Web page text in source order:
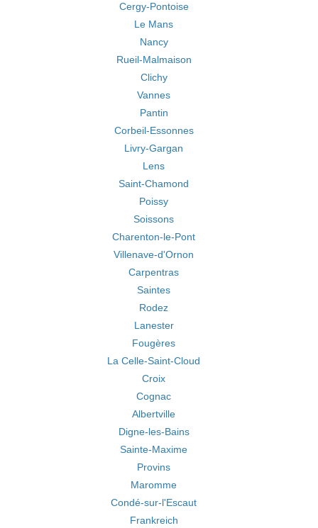
Cergy-Pontoise
Le Mans
Nancy
Rueil-Malmaison
Clichy
Vannes
Pantin
Corbeil-Essonnes
Livry-Gargan
Lens
Saint-Chamond
Poissy
Soissons
Charenton-le-Pont
Villenave-d'Ornon
Carpentras
Saintes
Rodez
Lanester
Fougères
La Celle-Saint-Cloud
Croix
Cognac
Albertville
Digne-les-Bains
Sainte-Maxime
Provins
Maromme
Condé-sur-l'Escaut
Frankreich